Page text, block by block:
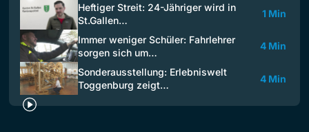
Heftiger Streit: 24-Jähriger wird in
St.Gallen…
1 Min
Immer weniger Schüler: Fahrlehrer
sorgen sich um…
4 Min
Sonderausstellung: Erlebniswelt
Toggenburg zeigt…
4 Min